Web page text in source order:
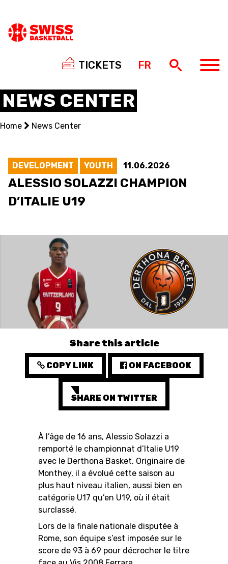
TICKETS FR
CENTRE NATIONAL
NATIONAL COMPETITIONS
3X3
MINI BASKET
FORMATION
BASKET EN FAUTEUIL
ROULANT
MOBILIÈRE BASKETBALL
SWISS BASKETBALL
TV
SWISS BASKETBALL
RESOURCE CENTER CALENDRIER
MEDIAS STATS
ÉTHIQUE ET
NEWS CENTER
Home News Center
DEVELOPMENT YOUTH 11.06.2026
​ALESSIO SOLAZZI CHAMPION
D’ITALIE U19
Share this article
COPY LINK ON FACEBOOK
SHARE ON TWITTER
À l’âge de 16 ans, Alessio Solazzi a
remporté le championnat d’Italie U19
avec le Derthona Basket. Originaire de
Monthey, il a évolué cette saison au
plus haut niveau italien, aussi bien en
catégorie U17 qu’en U19, où il était
surclassé.
Lors de la finale nationale disputée à
Rome, son équipe s’est imposée sur le
score de 93 à 69 pour décrocher le titre